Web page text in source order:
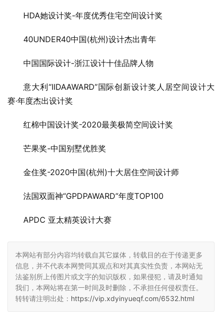
HDA她设计奖-年度优秀住宅空间设计奖
40UNDER40中国(杭州)设计杰出青年
中国国际设计-浙江设计十佳品牌人物
意大利“IIDAAWARD”国际创新设计奖人居空间设计大
赛·年度杰出设计奖
红棉中国设计奖-2020最美极简空间设计奖
芒果奖-中国别墅优胜奖
金住奖-2020中国(杭州)十大居住空间设计师
法国双面神“GPDPAWARD”年度TOP100
APDC 亚太精英设计大赛
本网站有部分内容均转载自其它媒体，转载目的在于传递更多
信息，并不代表本网赞同其观点和对其真实性负责，本网站无
法鉴别所上传图片或文字的知识版权，如果侵犯，请及时通知
我们，本网站将在第一时间及时删除，不承担任何侵权责任。
转转请注明出处： https://vip.xdyinyueqf.com/6532.html